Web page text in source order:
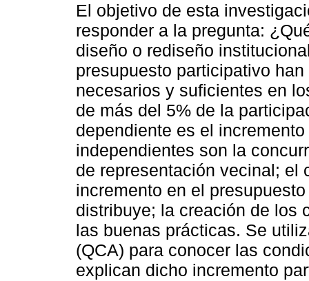
El objetivo de esta
responder a la pregunta:
diseño o rediseño
presupuesto participativo han
necesarios y suficientes en
de más del 5% de la
dependiente es el
independientes son la
de representación vecinal; el
incremento en el
distribuye; la creación de los
las buenas prácticas. Se
(QCA) para conocer las
explican dicho incremento